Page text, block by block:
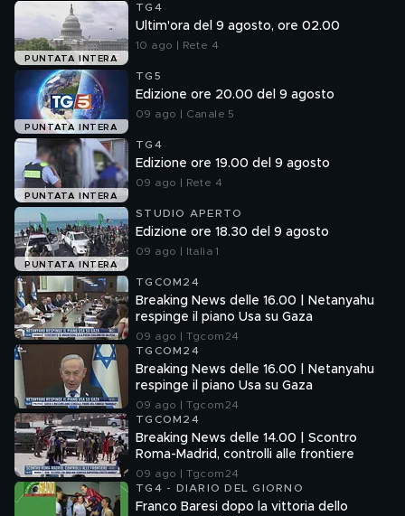
PUNTATA INTERA
TG4
Ultim'ora del 9 agosto, ore 02.00
10 ago | Rete 4
PUNTATA INTERA
TG5
Edizione ore 20.00 del 9 agosto
09 ago | Canale 5
PUNTATA INTERA
TG4
Edizione ore 19.00 del 9 agosto
09 ago | Rete 4
PUNTATA INTERA
STUDIO APERTO
Edizione ore 18.30 del 9 agosto
09 ago | Italia 1
TGCOM24
Breaking News delle 16.00 | Netanyahu
respinge il piano Usa su Gaza
09 ago | Tgcom24
TGCOM24
Breaking News delle 16.00 | Netanyahu
respinge il piano Usa su Gaza
09 ago | Tgcom24
TGCOM24
Breaking News delle 14.00 | Scontro
Roma-Madrid, controlli alle frontiere
09 ago | Tgcom24
TG4 - DIARIO DEL GIORNO
Franco Baresi dopo la vittoria dello